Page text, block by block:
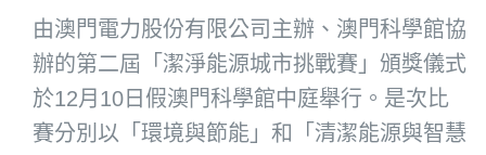
由澳門電力股份有限公司主辦、澳門科學館協
辦的第二屆「潔淨能源城市挑戰賽」頒獎儀式
於12月10日假澳門科學館中庭舉行。是次比
賽分別以「環境與節能」和「清潔能源與智慧